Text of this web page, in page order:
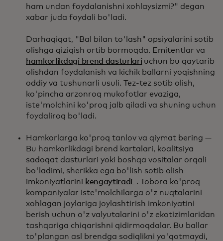
ham undan foydalanishni xohlaysizmi?" degan
xabar juda foydali bo'ladi.
Darhaqiqat, "Bal bilan to'lash" opsiyalarini sotib
olishga qiziqish ortib bormoqda. Emitentlar va
hamkorlikdagi brend dasturlari uchun bu qaytarib
olishdan foydalanish va kichik ballarni yoqishning
oddiy va tushunarli usuli. Tez-tez sotib olish,
ko'pincha arzonroq mukofotlar evaziga,
iste'molchini ko'proq jalb qiladi va shuning uchun
foydaliroq bo'ladi.
Hamkorlarga ko'proq tanlov va qiymat bering —
Bu hamkorlikdagi brend kartalari, koalitsiya
sadoqat dasturlari yoki boshqa vositalar orqali
bo'ladimi, sherikka ega bo'lish sotib olish
imkoniyatlarini kengaytiradi
. Tobora ko'proq
kompaniyalar iste'molchilarga o'z nuqtalarini
xohlagan joylariga joylashtirish imkoniyatini
berish uchun o'z valyutalarini o'z ekotizimlaridan
tashqariga chiqarishni qidirmoqdalar. Bu ballar
to'plangan asl brendga sodiqlikni yo'qotmaydi,